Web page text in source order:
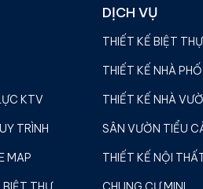
KTV
TRÌNH
MAP
DỊCH VỤ
THIẾT KẾ BIỆT THỰ
THIẾT KẾ NHÀ PHỐ
THIẾT KẾ NHÀ
SÂN VƯỜN TIỂU
THIẾT KẾ NỘI